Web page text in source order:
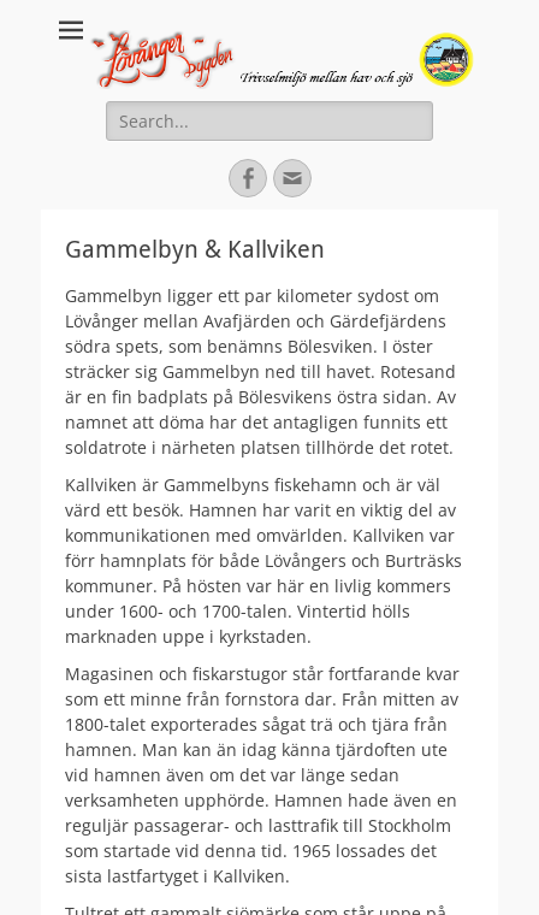
Lovanger.se
Välkommen till Lövånger
Search
for:
Facebook
Email
Gammelbyn & Kallviken
Gammelbyn ligger ett par kilometer sydost om
Lövånger mellan Avafjärden och Gärdefjärdens
södra spets, som benämns Bölesviken. I öster
sträcker sig Gammelbyn ned till havet. Rotesand
är en fin badplats på Bölesvikens östra sidan. Av
namnet att döma har det antagligen funnits ett
soldatrote i närheten platsen tillhörde det rotet.
Kallviken är Gammelbyns fiskehamn och är väl
värd ett besök. Hamnen har varit en viktig del av
kommunikationen med omvärlden. Kallviken var
förr hamnplats för både Lövångers och Burträsks
kommuner. På hösten var här en livlig kommers
under 1600- och 1700-talen. Vintertid hölls
marknaden uppe i kyrkstaden.
Magasinen och fiskarstugor står fortfarande kvar
som ett minne från fornstora dar. Från mitten av
1800-talet exporterades sågat trä och tjära från
hamnen. Man kan än idag känna tjärdoften ute
vid hamnen även om det var länge sedan
verksamheten upphörde. Hamnen hade även en
reguljär passagerar- och lasttrafik till Stockholm
som startade vid denna tid. 1965 lossades det
sista lastfartyget i Kallviken.